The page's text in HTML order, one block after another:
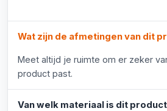
Wat zijn de afmetingen van dit
Meet altijd je ruimte om er zeker
product past.
Van welk materiaal is dit